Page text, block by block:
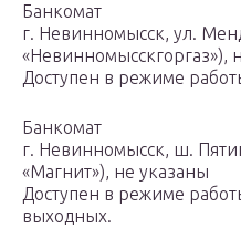
Банкомат
г. Невинномысск, ул.
«Невинномысскгоргаз»),
Доступен в режиме
Банкомат
г. Невинномысск, ш.
«Магнит»), не указаны
Доступен в режиме
выходных.